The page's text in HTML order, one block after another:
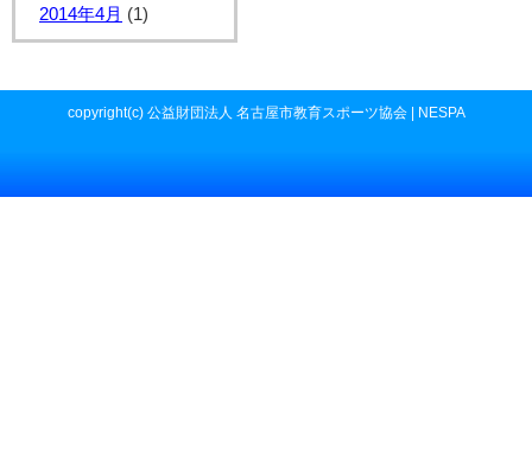
2014年4月 (1)
copyright(c) 公益財団法人 名古屋市教育スポーツ協会 | NESPA